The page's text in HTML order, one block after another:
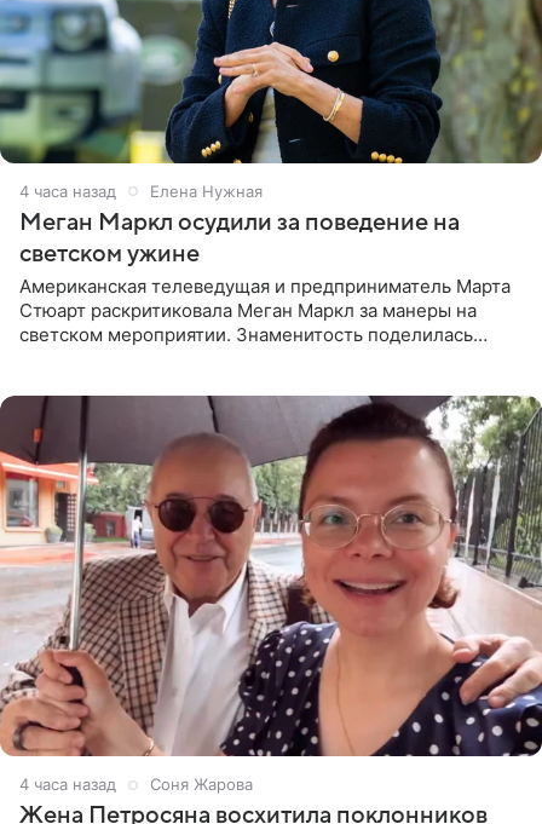
4 часа назад Елена Нужная
Меган Маркл осудили за поведение на
светском ужине
Американская телеведущая и предприниматель Марта
Стюарт раскритиковала Меган Маркл за манеры на
светском мероприятии. Знаменитость поделилась
4 часа назад Соня Жарова
Жена Петросяна восхитила поклонников